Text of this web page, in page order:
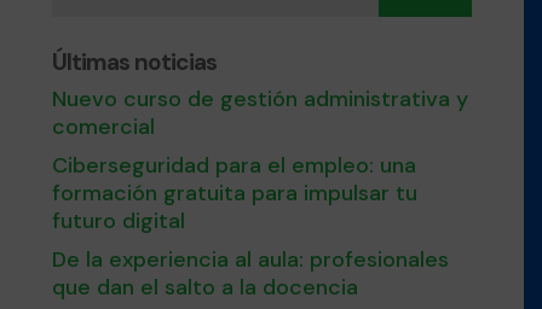
Últimas noticias
Nuevo curso de gestión administrativa y
comercial
Ciberseguridad para el empleo: una
formación gratuita para impulsar tu
futuro digital
De la experiencia al aula: profesionales
que dan el salto a la docencia